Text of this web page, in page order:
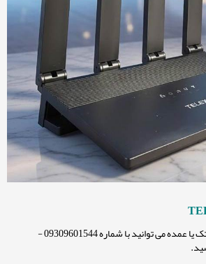
جهت خرید مودم به صورت تک یا عمده می توانید با شماره 09309601544 -